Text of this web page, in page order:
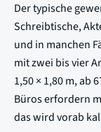
Der typische
Schreibtische,
und in manchen
mit zwei bis vier
1,50 × 1,80 m, ab
Büros erfordern
das wird vorab